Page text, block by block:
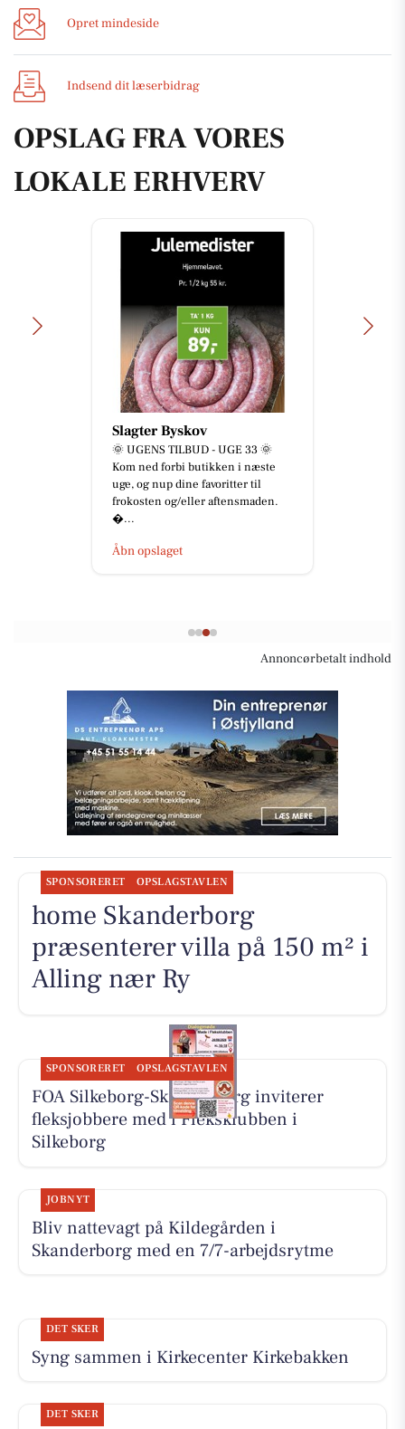
Opret mindeside
Indsend dit læserbidrag
OPSLAG FRA VORES
LOKALE ERHVERV
Slagter Byskov
🌞 UGENS TILBUD - UGE 33 🌞
Kom ned forbi butikken i næste
uge, og nup dine favoritter til
frokosten og/eller aftensmaden.
...
Åbn opslaget
Annoncørbetalt indhold
SPONSORERET OPSLAGSTAVLEN
home Skanderborg
præsenterer villa på 150 m² i
Alling nær Ry
SPONSORERET OPSLAGSTAVLEN
FOA Silkeborg-Skanderborg inviterer
fleksjobbere med i Fleksklubben i
Silkeborg
JOBNYT
Bliv nattevagt på Kildegården i
Skanderborg med en 7/7-arbejdsrytme
DET SKER
Syng sammen i Kirkecenter Kirkebakken
DET SKER